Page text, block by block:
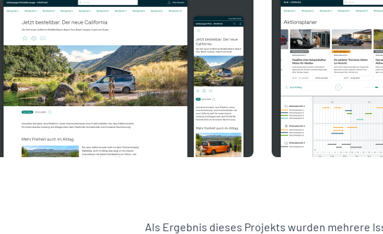
Als Ergebnis dieses Projekts wurden mehrere